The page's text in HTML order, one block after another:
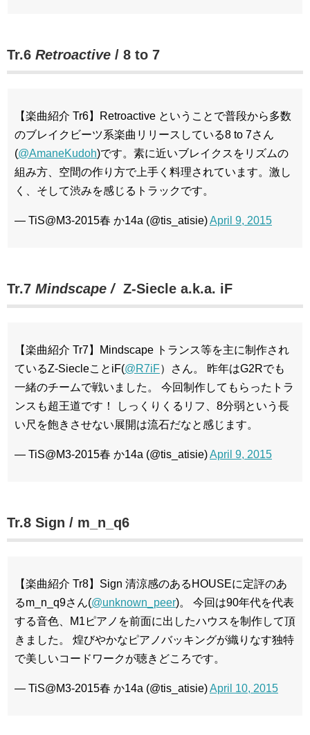
Tr.6 Retroactive / 8 to 7
【楽曲紹介 Tr6】Retroactive ということで普段から多数
のブレイクビーツ系楽曲リリースしている8 to 7さん
(@AmaneKudoh)です。素に近いブレイクスをリズムの
組み方、空間の作り方で上手く料理されています。激し
く、そして渋みを感じるトラックです。
— TiS@M3-2015春 か14a (@tis_atisie)April 9, 2015
Tr.7 Mindscape / Z-Siecle a.k.a. iF
【楽曲紹介 Tr7】Mindscape トランス等を主に制作され
ているZ-SiecleことiF(@R7iF）さん。 昨年はG2Rでも
一緒のチームで戦いました。 今回制作してもらったトラ
ンスも超王道です！ しっくりくるリフ、8分弱という長
い尺を飽きさせない展開は流石だなと感じます。
— TiS@M3-2015春 か14a (@tis_atisie)April 9, 2015
Tr.8 Sign / m_n_q6
【楽曲紹介 Tr8】Sign 清涼感のあるHOUSEに定評のあ
るm_n_q9さん(@unknown_peer)。 今回は90年代を代表
する音色、M1ピアノを前面に出したハウスを制作して頂
きました。 煌びやかなピアノバッキングが織りなす独特
で美しいコードワークが聴きどころです。
— TiS@M3-2015春 か14a (@tis_atisie)April 10, 2015